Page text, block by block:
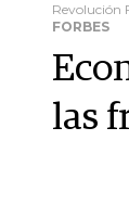
Revolución
FORBES
las